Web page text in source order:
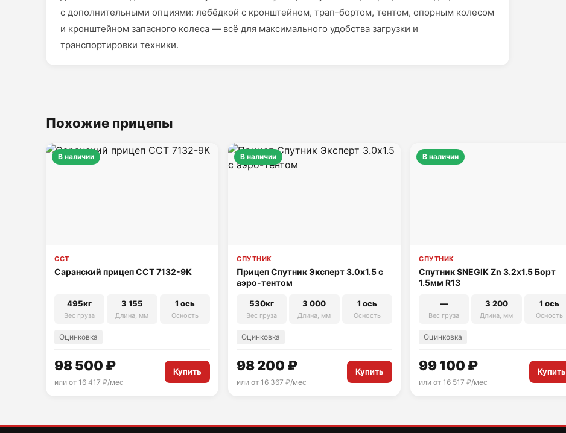
с дополнительными опциями: лебёдкой с кронштейном, трап-бортом, тентом, опорным колесом
и кронштейном запасного колеса — всё для максимального удобства загрузки и
транспортировки техники.
Похожие прицепы
В наличии
ССТ
Саранский прицеп ССТ 7132-9К
495кг
Вес груза
3 155
Длина, мм
1 ось
Осность
Оцинковка
98 500 ₽
или от 16 417 ₽/мес
Купить
В наличии
СПУТНИК
Прицеп Спутник Эксперт 3.0х1.5 с
аэро-тентом
530кг
Вес груза
3 000
Длина, мм
1 ось
Осность
Оцинковка
98 200 ₽
или от 16 367 ₽/мес
Купить
В наличии
СПУТНИК
Спутник SNEGIK Zn 3.2х1.5 Борт
1.5мм R13
—
Вес груза
3 200
Длина, мм
1 ось
Осность
Оцинковка
99 100 ₽
или от 16 517 ₽/мес
Купить